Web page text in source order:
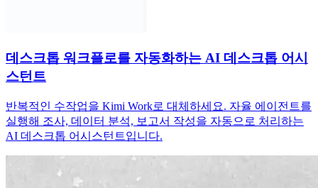
데스크톱 워크플로를 자동화하는 AI 데스크톱 어시
스턴트
반복적인 수작업을 Kimi Work로 대체하세요. 자율 에이전트를
실행해 조사, 데이터 분석, 보고서 작성을 자동으로 처리하는
AI 데스크톱 어시스턴트입니다.